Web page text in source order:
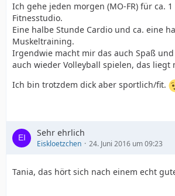
Ich gehe jeden morgen (MO-FR) für ca.
Fitnesstudio.
Eine halbe Stunde Cardio und ca. eine
Muskeltraining.
Irgendwie macht mir das auch Spaß
auch wieder Volleyball spielen, das liegt
Ich bin trotzdem dick aber sportlich/fit.
Sehr ehrlich
Eiskloetzchen 24. Juni 2016 um 09:23
Tania, das hört sich nach einem echt